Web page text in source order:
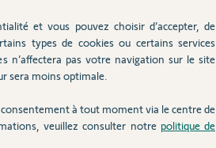
et vous pouvez choisir d’accepter, de
types de cookies ou certains services
n’affectera pas votre navigation sur le site
sera moins optimale.
à tout moment via le centre de
veuillez consulter notre politique de